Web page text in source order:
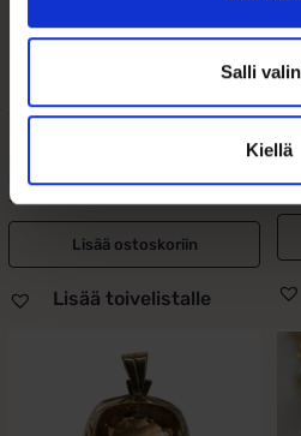
Salli
Kiellä
14k valkokultainen
safiiri–
1 950,00€
safiiri–timanttikaulakoru. Soikea
sinisafiiri,...
Lisää ostoskoriin
Lisää toivelistalle